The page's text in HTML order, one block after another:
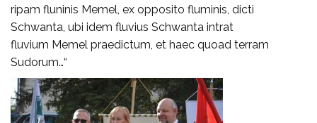
ripam fluninis Memel, ex opposito fluminis, dicti
Schwanta, ubi idem fluvius Schwanta intrat
fluvium Memel praedictum, et haec quoad terram
Sudorum…“